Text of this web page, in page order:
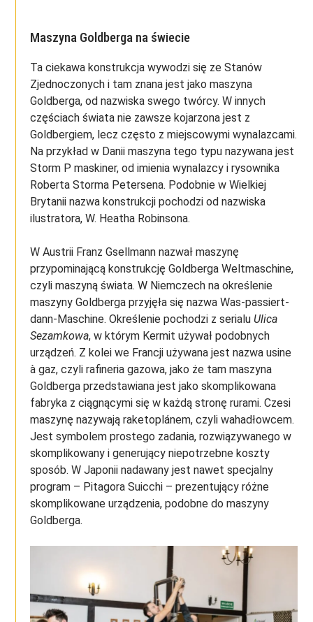
Maszyna Goldberga na świecie
Ta ciekawa konstrukcja wywodzi się ze Stanów
Zjednoczonych i tam znana jest jako maszyna
Goldberga, od nazwiska swego twórcy. W innych
częściach świata nie zawsze kojarzona jest z
Goldbergiem, lecz często z miejscowymi wynalazcami.
Na przykład w Danii maszyna tego typu nazywana jest
Storm P maskiner, od imienia wynalazcy i rysownika
Roberta Storma Petersena. Podobnie w Wielkiej
Brytanii nazwa konstrukcji pochodzi od nazwiska
ilustratora, W. Heatha Robinsona.
W Austrii Franz Gsellmann nazwał maszynę
przypominającą konstrukcję Goldberga Weltmaschine,
czyli maszyną świata. W Niemczech na określenie
maszyny Goldberga przyjęła się nazwa Was-passiert-
dann-Maschine. Określenie pochodzi z serialuUlica
Sezamkowa, w którym Kermit używał podobnych
urządzeń. Z kolei we Francji używana jest nazwa usine
à gaz, czyli rafineria gazowa, jako że tam maszyna
Goldberga przedstawiana jest jako skomplikowana
fabryka z ciągnącymi się w każdą stronę rurami. Czesi
maszynę nazywają raketoplánem, czyli wahadłowcem.
Jest symbolem prostego zadania, rozwiązywanego w
skomplikowany i generujący niepotrzebne koszty
sposób. W Japonii nadawany jest nawet specjalny
program – Pitagora Suicchi – prezentujący różne
skomplikowane urządzenia, podobne do maszyny
Goldberga.